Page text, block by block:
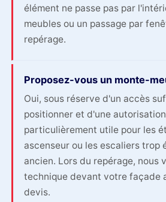
élément ne passe pas par
meubles ou un passage par
repérage.
Proposez-vous un monte-
Oui, sous réserve d'un accès
positionner et d'une
particulièrement utile pour les
ascenseur ou les escaliers trop
ancien. Lors du repérage, nous
technique devant votre façade
devis.